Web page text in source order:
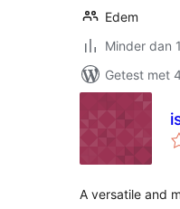
Edem
Minder dan
Getest met
A versatile and